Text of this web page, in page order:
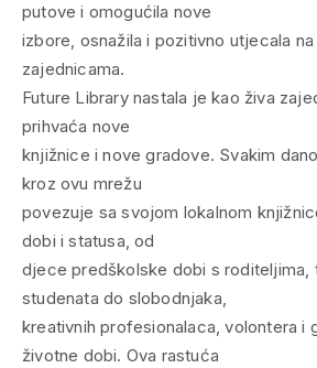
putove i omogućila nove
izbore, osnažila i pozitivno utjecala
zajednicama.
Future Library nastala je kao živa
prihvaća nove
knjižnice i nove gradove. Svakim
kroz ovu mrežu
povezuje sa svojom lokalnom
dobi i statusa, od
djece predškolske dobi s roditeljima,
studenata do slobodnjaka,
kreativnih profesionalaca, volontera i
životne dobi. Ova rastuća